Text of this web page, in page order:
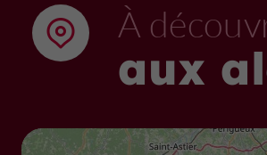
À
aux